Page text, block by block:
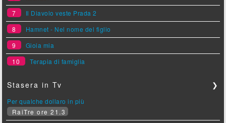
7
Il Diavolo veste Prada 2
8
Hamnet - Nel nome del figlio
9
Gioia mia
10
Terapia di famiglia
Stasera in Tv ❯
Per qualche dollaro in più
RaiTre ore 21.3